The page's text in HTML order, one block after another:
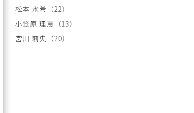
松本 水希 （22）
小笠原 理恵 （13）
宮川 莉央 （20）